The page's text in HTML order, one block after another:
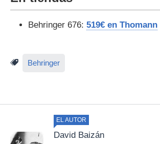
Behringer 676: 519€ en Thomann
Behringer
EL AUTOR
David Baizán